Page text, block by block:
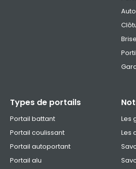
Types de portails
Portail battant
Portail coulissant
Portail autoportant
Portail alu
Les
Les